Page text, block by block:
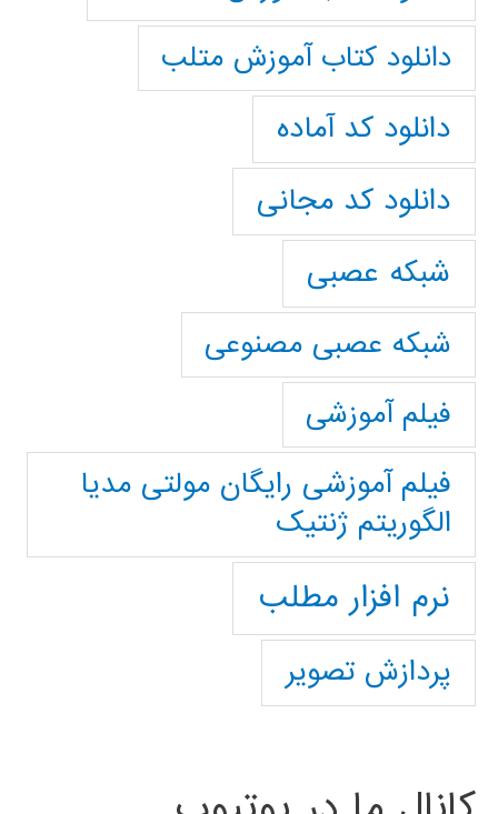
دانلود کتاب آموزش متلب
دانلود کد آماده
دانلود کد مجانی
شبکه عصبی
شبکه عصبی مصنوعی
فیلم آموزشی
فیلم آموزشی رایگان مولتی مدیا
الگوریتم ژنتیک
نرم افزار مطلب
پردازش تصویر